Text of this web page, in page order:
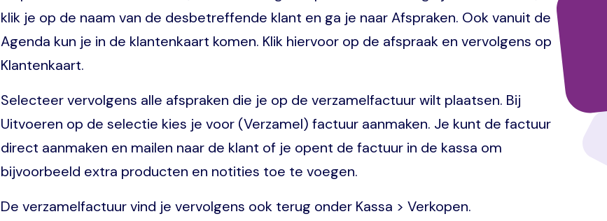
klik je op de naam van de desbetreffende klant en ga je naar Afspraken. Ook vanuit de
Agenda kun je in de klantenkaart komen. Klik hiervoor op de afspraak en vervolgens op
Klantenkaart.
Selecteer vervolgens alle afspraken die je op de verzamelfactuur wilt plaatsen. Bij
Uitvoeren op de selectie kies je voor (Verzamel) factuur aanmaken. Je kunt de factuur
direct aanmaken en mailen naar de klant of je opent de factuur in de kassa om
bijvoorbeeld extra producten en notities toe te voegen.
De verzamelfactuur vind je vervolgens ook terug onder Kassa > Verkopen.